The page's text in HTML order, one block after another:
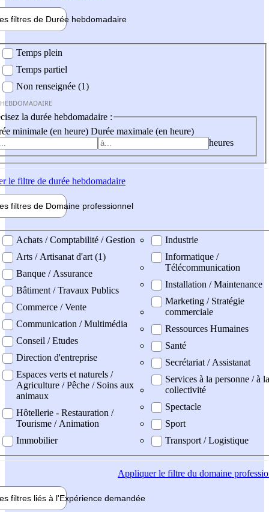
filtres de Durée hebdomadaire
Temps plein
Temps partiel
Non renseignée (1)
la durée hebdomadaire :
minimale (en heure) Durée maximale (en heure)
heures
le filtre de durée hebdomadaire
filtres de Domaine professionnel
professionel
Achats / Comptabilité / Gestion
Arts / Artisanat d'art (1)
Banque / Assurance
Bâtiment / Travaux Publics
Commerce / Vente
Communication / Multimédia
Conseil / Etudes
Direction d'entreprise
Espaces verts et naturels /
Agriculture / Pêche / Soins aux
animaux
Hôtellerie - Restauration /
Tourisme / Animation
Immobilier
Industrie
Informatique /
Télécommunication
Installation / Maintenance
Marketing / Stratégie
commerciale
Ressources Humaines
Santé
Secrétariat / Assistanat
Services à la personne / à la
collectivité
Spectacle
Sport
Transport / Logistique
Appliquerle filtre du domaine
filtres liés à l'Expérience demandée